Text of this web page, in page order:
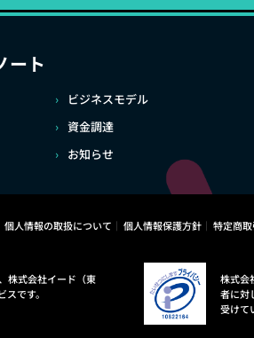
ート
ビジネスモデル
資金調達
お知らせ
個人情報の取扱について 個人情報保護方針 特定商
株式会社イード（東
です。
株式会
者に対
受けて